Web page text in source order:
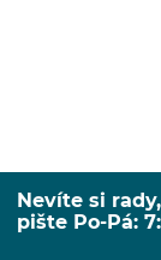
Nevíte si
pište Po-Pá: